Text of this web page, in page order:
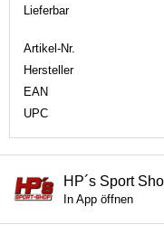
Lieferbar
Artikel-Nr.
Hersteller
EAN
UPC
HP´s Sport
In App öffnen